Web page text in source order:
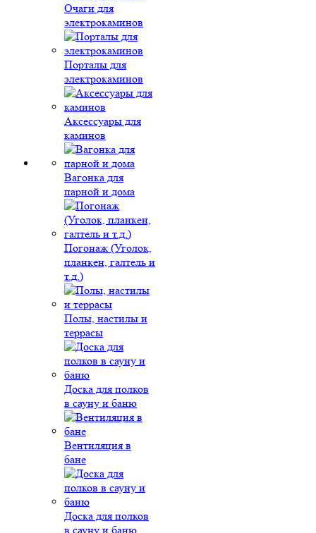
Очаги для
электрокаминов
Порталы для
электрокаминов
Аксессуары для
каминов
Вагонка для
парной и дома
Погонаж (Уголок,
планкен, галтель и
т.д.)
Полы, настилы и
террасы
Доска для полков
в сауну и баню
Вентиляция в
бане
Доска для полков
в сауну и баню